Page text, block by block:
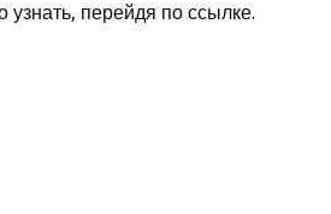
перейдя по ссылке.